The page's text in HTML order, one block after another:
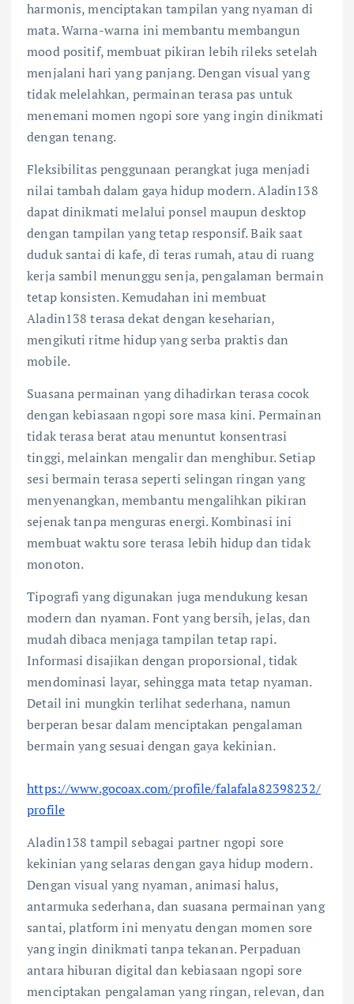
harmonis, menciptakan tampilan yang nyaman di
mata. Warna-warna ini membantu membangun
mood positif, membuat pikiran lebih rileks setelah
menjalani hari yang panjang. Dengan visual yang
tidak melelahkan, permainan terasa pas untuk
menemani momen ngopi sore yang ingin dinikmati
dengan tenang.
Fleksibilitas penggunaan perangkat juga menjadi
nilai tambah dalam gaya hidup modern. Aladin138
dapat dinikmati melalui ponsel maupun desktop
dengan tampilan yang tetap responsif. Baik saat
duduk santai di kafe, di teras rumah, atau di ruang
kerja sambil menunggu senja, pengalaman bermain
tetap konsisten. Kemudahan ini membuat
Aladin138 terasa dekat dengan keseharian,
mengikuti ritme hidup yang serba praktis dan
mobile.
Suasana permainan yang dihadirkan terasa cocok
dengan kebiasaan ngopi sore masa kini. Permainan
tidak terasa berat atau menuntut konsentrasi
tinggi, melainkan mengalir dan menghibur. Setiap
sesi bermain terasa seperti selingan ringan yang
menyenangkan, membantu mengalihkan pikiran
sejenak tanpa menguras energi. Kombinasi ini
membuat waktu sore terasa lebih hidup dan tidak
monoton.
Tipografi yang digunakan juga mendukung kesan
modern dan nyaman. Font yang bersih, jelas, dan
mudah dibaca menjaga tampilan tetap rapi.
Informasi disajikan dengan proporsional, tidak
mendominasi layar, sehingga mata tetap nyaman.
Detail ini mungkin terlihat sederhana, namun
berperan besar dalam menciptakan pengalaman
bermain yang sesuai dengan gaya kekinian.
https://www.gocoax.com/profile/falafala82398232/
profile
Aladin138 tampil sebagai partner ngopi sore
kekinian yang selaras dengan gaya hidup modern.
Dengan visual yang nyaman, animasi halus,
antarmuka sederhana, dan suasana permainan yang
santai, platform ini menyatu dengan momen sore
yang ingin dinikmati tanpa tekanan. Perpaduan
antara hiburan digital dan kebiasaan ngopi sore
menciptakan pengalaman yang ringan, relevan, dan